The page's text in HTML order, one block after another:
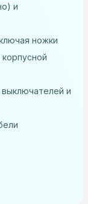
и
ножки
и